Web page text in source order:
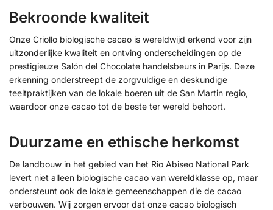
Bekroonde kwaliteit
Onze Criollo biologische cacao is wereldwijd erkend voor zijn
uitzonderlijke kwaliteit en ontving onderscheidingen op de
prestigieuze Salón del Chocolate handelsbeurs in Parijs. Deze
erkenning onderstreept de zorgvuldige en deskundige
teeltpraktijken van de lokale boeren uit de San Martin regio,
waardoor onze cacao tot de beste ter wereld behoort.
Duurzame en ethische herkomst
De landbouw in het gebied van het Rio Abiseo National Park
levert niet alleen biologische cacao van wereldklasse op, maar
ondersteunt ook de lokale gemeenschappen die de cacao
verbouwen. Wij zorgen ervoor dat onze cacao biologisch